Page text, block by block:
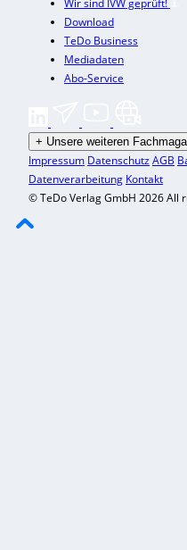
Wir sind IVW geprüft!
Download
TeDo Business
Mediadaten
Abo-Service
+ Unsere weiteren
Impressum DatenschutzAGB
Datenverarbeitung Kontakt
© TeDo Verlag GmbH 2026 All